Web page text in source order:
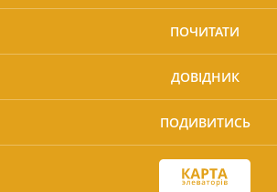
ПОЧИТАТИ
ДОВІДНИК
ПОДИВИТИСЬ